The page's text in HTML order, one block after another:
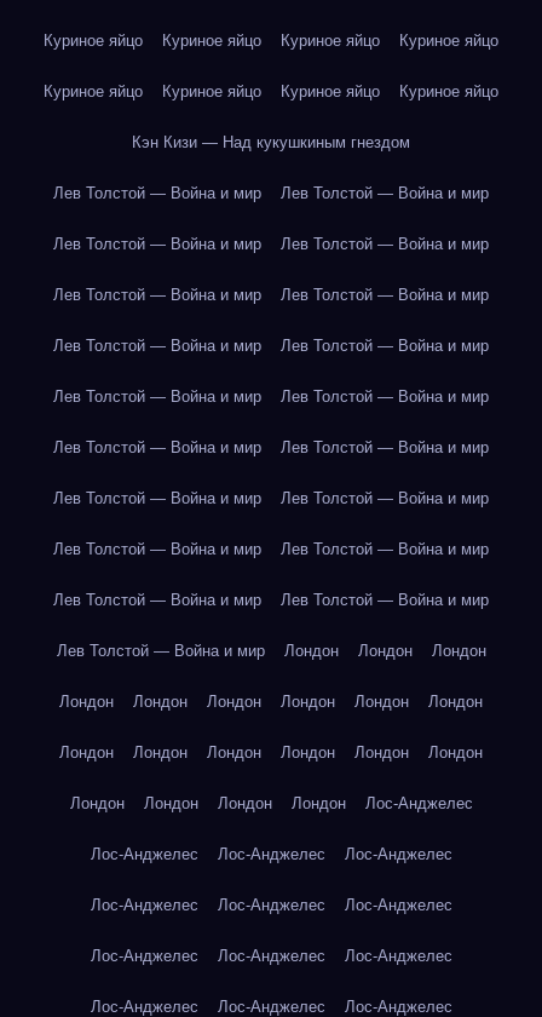
Куриное яйцо Куриное яйцо Куриное яйцо Куриное яйцо
Куриное яйцо Куриное яйцо Куриное яйцо Куриное яйцо
Кэн Кизи — Над кукушкиным гнездом
Лев Толстой — Война и мир Лев Толстой — Война и мир
Лев Толстой — Война и мир Лев Толстой — Война и мир
Лев Толстой — Война и мир Лев Толстой — Война и мир
Лев Толстой — Война и мир Лев Толстой — Война и мир
Лев Толстой — Война и мир Лев Толстой — Война и мир
Лев Толстой — Война и мир Лев Толстой — Война и мир
Лев Толстой — Война и мир Лев Толстой — Война и мир
Лев Толстой — Война и мир Лев Толстой — Война и мир
Лев Толстой — Война и мир Лев Толстой — Война и мир
Лев Толстой — Война и мир Лондон Лондон Лондон
Лондон Лондон Лондон Лондон Лондон Лондон
Лондон Лондон Лондон Лондон Лондон Лондон
Лондон Лондон Лондон Лондон Лос-Анджелес
Лос-Анджелес Лос-Анджелес Лос-Анджелес
Лос-Анджелес Лос-Анджелес Лос-Анджелес
Лос-Анджелес Лос-Анджелес Лос-Анджелес
Лос-Анджелес Лос-Анджелес Лос-Анджелес